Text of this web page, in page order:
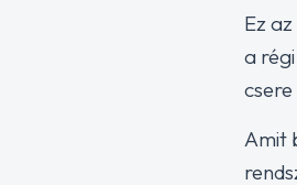
Ez
a
Amit